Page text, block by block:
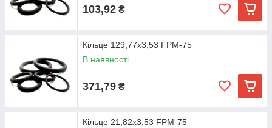
103,92 ₴
Кільце 129,77х3,53 FPM-75
В наявності
371,79 ₴
Кільце 21,82х3,53 FPM-75